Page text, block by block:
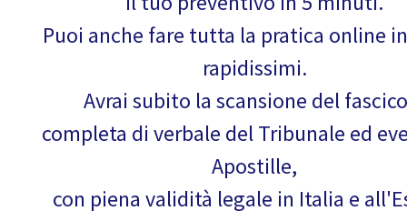
Puoi anche fare tutta la pratica online
rapidissimi.
Avrai subito la scansione del
completa di verbale del Tribunale ed
Apostille,
con piena validità legale in Italia e